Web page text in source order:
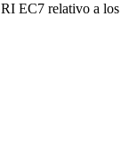
EC7 relativo a los